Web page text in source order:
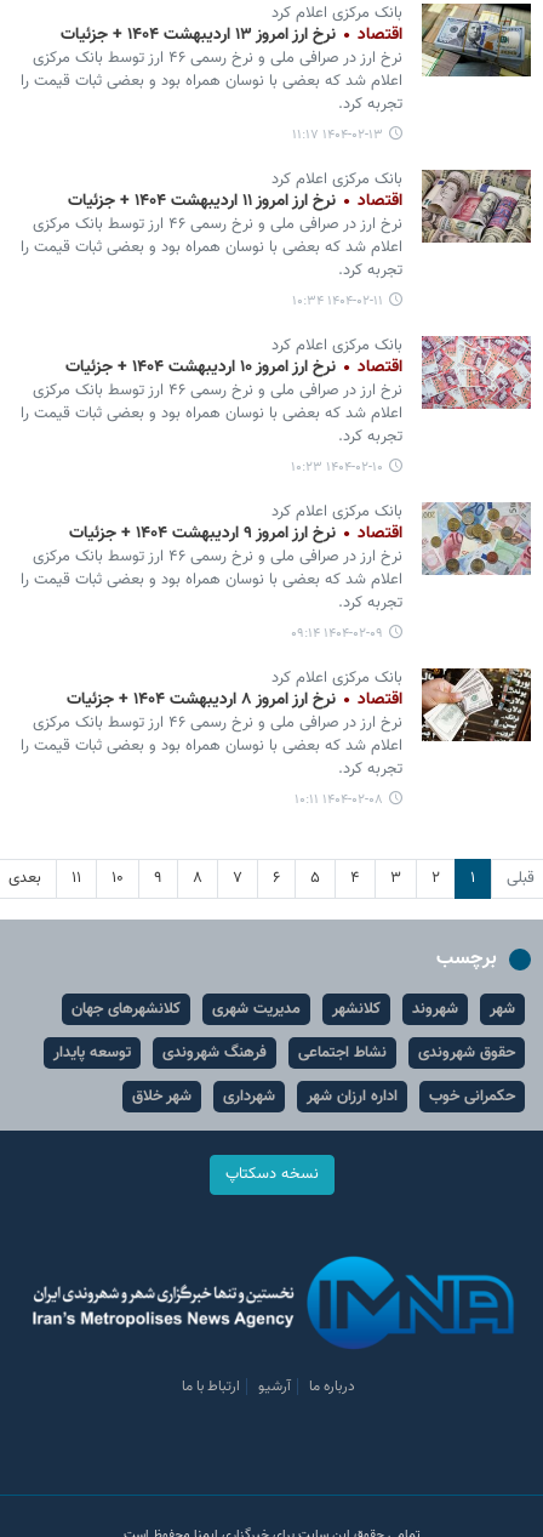
بانک مرکزی اعلام کرد
اقتصاد نرخ ارز امروز ۱۳ اردیبهشت ۱۴۰۴ + جزئیات
نرخ ارز در صرافی ملی و نرخ رسمی ۴۶ ارز توسط بانک مرکزی
اعلام شد که بعضی با نوسان همراه بود و بعضی ثبات قیمت را
تجربه کرد.
۱۴۰۴-۰۲-۱۳ ۱۱:۱۷
بانک مرکزی اعلام کرد
اقتصاد نرخ ارز امروز ۱۱ اردیبهشت ۱۴۰۴ + جزئیات
نرخ ارز در صرافی ملی و نرخ رسمی ۴۶ ارز توسط بانک مرکزی
اعلام شد که بعضی با نوسان همراه بود و بعضی ثبات قیمت را
تجربه کرد.
۱۴۰۴-۰۲-۱۱ ۱۰:۳۴
بانک مرکزی اعلام کرد
اقتصاد نرخ ارز امروز ۱۰ اردیبهشت ۱۴۰۴ + جزئیات
نرخ ارز در صرافی ملی و نرخ رسمی ۴۶ ارز توسط بانک مرکزی
اعلام شد که بعضی با نوسان همراه بود و بعضی ثبات قیمت را
تجربه کرد.
۱۴۰۴-۰۲-۱۰ ۱۰:۲۳
بانک مرکزی اعلام کرد
اقتصاد نرخ ارز امروز ۹ اردیبهشت ۱۴۰۴ + جزئیات
نرخ ارز در صرافی ملی و نرخ رسمی ۴۶ ارز توسط بانک مرکزی
اعلام شد که بعضی با نوسان همراه بود و بعضی ثبات قیمت را
تجربه کرد.
۱۴۰۴-۰۲-۰۹ ۰۹:۱۴
بانک مرکزی اعلام کرد
اقتصاد نرخ ارز امروز ۸ اردیبهشت ۱۴۰۴ + جزئیات
نرخ ارز در صرافی ملی و نرخ رسمی ۴۶ ارز توسط بانک مرکزی
اعلام شد که بعضی با نوسان همراه بود و بعضی ثبات قیمت را
تجربه کرد.
۱۴۰۴-۰۲-۰۸ ۱۰:۱۱
قبلی ۱ ۲ ۳ ۴ ۵ ۶ ۷ ۸ ۹ ۱۰ ۱۱ بعدی
برچسب
شهر شهروند کلانشهر مدیریت شهری
کلانشهرهای جهان
حقوق شهروندی
نشاط اجتماعی فرهنگ شهروندی
توسعه پایدار
حکمرانی خوب
اداره ارزان شهر شهرداری شهر خلاق
نسخه دسکتاپ
درباره ما آرشیو ارتباط با ما